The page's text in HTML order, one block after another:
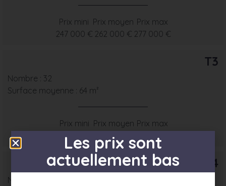
Prix mini
247 000 €
Prix moyen
262 000 €
Prix max
277 000 €
T3
Nombre : 32
Surface moyenne : 64 m²
Prix mini
298 500 €
Prix moyen
316 500 €
Prix max
334 500 €
T4
Nombre : 4
Les prix sont
actuellement bas